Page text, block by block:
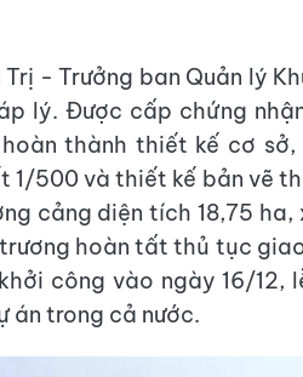
- Trưởng ban Quản lý
lý. Được cấp chứng
hoàn thành thiết kế cơ
1/500 và thiết kế bản vẽ
cảng diện tích 18,75
hoàn tất thủ tục
công vào ngày 16/12,
án trong cả nước.